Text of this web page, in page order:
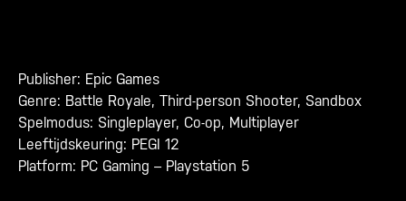
Publisher: Epic Games
Genre: Battle Royale, Third-person Shooter, Sandbox
Spelmodus: Singleplayer, Co-op, Multiplayer
Leeftijdskeuring: PEGI 12
Platform: PC Gaming – Playstation 5